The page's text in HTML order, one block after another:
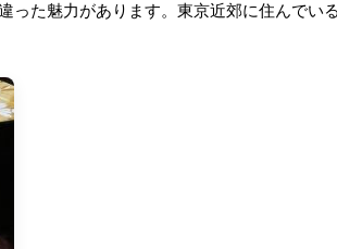
った魅力があります。東京近郊に住んでい